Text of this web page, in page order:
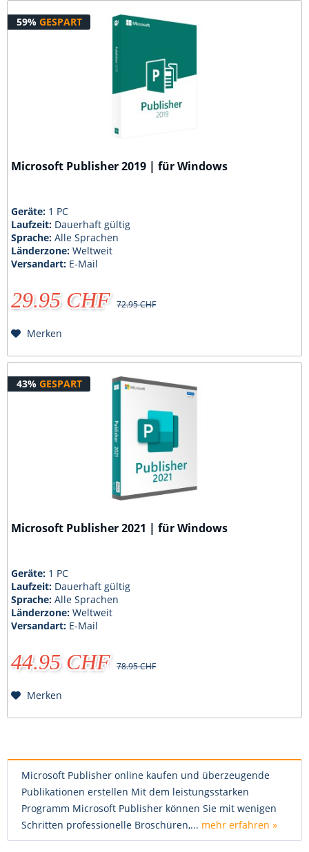
59% GESPART
Microsoft Publisher 2019 | für Windows
Geräte: 1 PC
Laufzeit: Dauerhaft gültig
Sprache:Alle Sprachen
Länderzone:Weltweit
Versandart: E-Mail
29.95 CHF 72.95 CHF
Merken
43% GESPART
Microsoft Publisher 2021 | für Windows
Geräte: 1 PC
Laufzeit: Dauerhaft gültig
Sprache:Alle Sprachen
Länderzone:Weltweit
Versandart: E-Mail
44.95 CHF 78.95 CHF
Merken
Microsoft Publisher online kaufen und überzeugende
Publikationen erstellen Mit dem leistungsstarken
Programm Microsoft Publisher können Sie mit wenigen
Schritten professionelle Broschüren,... mehr erfahren »